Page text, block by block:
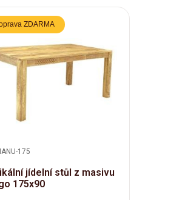
ZDARMA
175
jídelní stůl z masivu
175x90